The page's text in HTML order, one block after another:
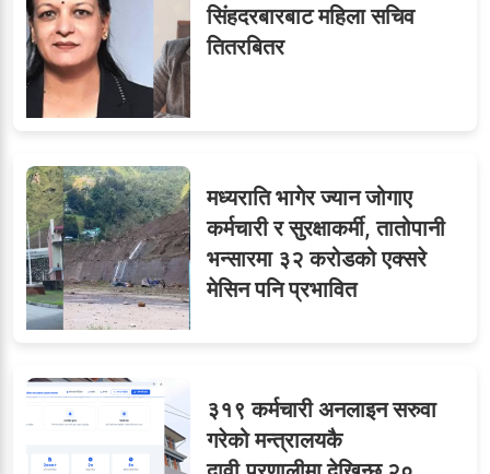
सिंहदरबारबाट महिला सचिव
तितरबितर
मध्यराति भागेर ज्यान जोगाए
कर्मचारी र सुरक्षाकर्मी, तातोपानी
भन्सारमा ३२ करोडको एक्सरे
मेसिन पनि प्रभावित
३१९ कर्मचारी अनलाइन सरुवा
गरेको मन्त्रालयकै